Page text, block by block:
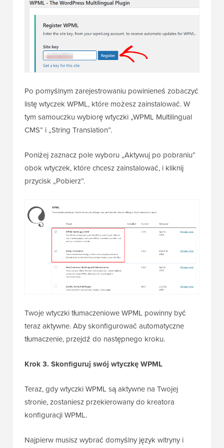
Po pomyślnym zarejestrowaniu powinieneś zobaczyć
listę wtyczek WPML, które możesz zainstalować. W
tym samouczku wybiorę wtyczki „WPML Multilingual
CMS” i „String Translation”.
Poniżej zaznacz pole wyboru „Aktywuj po pobraniu”
obok wtyczek, które chcesz zainstalować, i kliknij
przycisk „Pobierz”.
Twoje wtyczki tłumaczeniowe WPML powinny być
teraz aktywne. Aby skonfigurować automatyczne
tłumaczenie, przejdź do następnego kroku.
Krok 3. Skonfiguruj swój wtyczkę WPML
Teraz, gdy wtyczki WPML są aktywne na Twojej
stronie, zostaniesz przekierowany do kreatora
konfiguracji WPML.
Najpierw musisz wybrać domyślny język witryny i